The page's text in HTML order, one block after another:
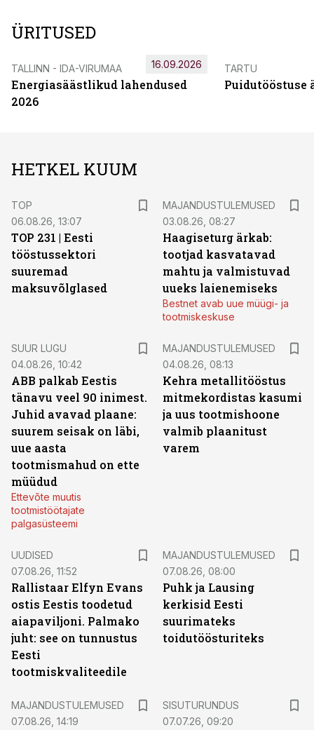
ÜRITUSED
TALLINN - IDA-VIRUMAA
Energiasäästlikud lahendused
2026
16.09.2026 TARTU
Puidutööstuse
HETKEL KUUM
TOP
06.08.26, 13:07
TOP 231 | Eesti
tööstussektori
suuremad
maksuvõlglased
MAJANDUSTULEMUSED
03.08.26, 08:27
Haagiseturg ärkab:
tootjad kasvatavad
mahtu ja valmistuvad
uueks laienemiseks
Bestnet avab uue müügi- ja
tootmiskeskuse
SUUR LUGU
04.08.26, 10:42
ABB palkab Eestis
tänavu veel 90 inimest.
Juhid avavad plaane:
suurem seisak on läbi,
uue aasta
tootmismahud on ette
müüdud
Ettevõte muutis
tootmistöötajate
palgasüsteemi
MAJANDUSTULEMUSED
04.08.26, 08:13
Kehra metallitööstus
mitmekordistas kasumi
ja uus tootmishoone
valmib plaanitust
varem
UUDISED
07.08.26, 11:52
Rallistaar Elfyn Evans
ostis Eestis toodetud
aiapaviljoni. Palmako
juht: see on tunnustus
Eesti
tootmiskvaliteedile
MAJANDUSTULEMUSED
07.08.26, 08:00
Puhk ja Lausing
kerkisid Eesti
suurimateks
toidutöösturiteks
MAJANDUSTULEMUSED
07.08.26, 14:19
SISUTURUNDUS
07.07.26, 09:20